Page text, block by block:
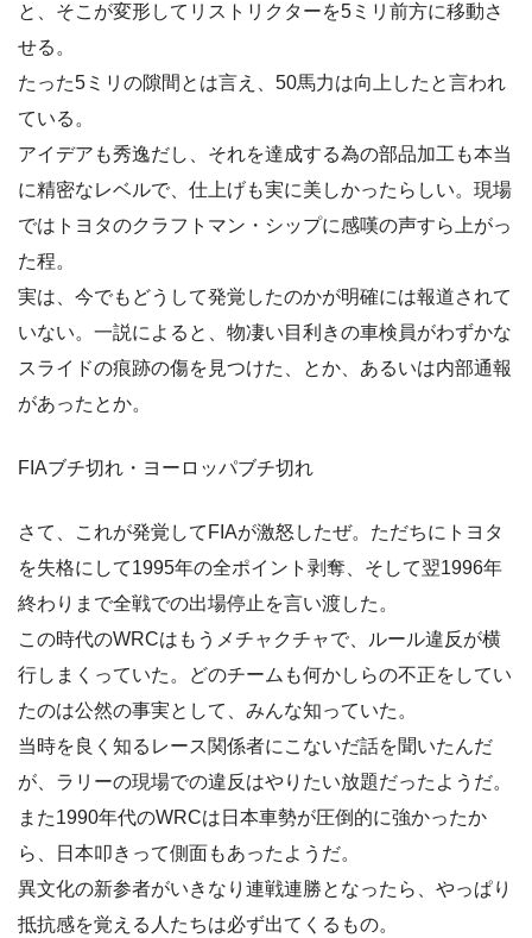
と、そこが変形してリストリクターを5ミリ前方に移動さ
せる。
たった5ミリの隙間とは言え、50馬力は向上したと言われ
ている。
アイデアも秀逸だし、それを達成する為の部品加工も本当
に精密なレベルで、仕上げも実に美しかったらしい。現場
ではトヨタのクラフトマン・シップに感嘆の声すら上がっ
た程。
実は、今でもどうして発覚したのかが明確には報道されて
いない。一説によると、物凄い目利きの車検員がわずかな
スライドの痕跡の傷を見つけた、とか、あるいは内部通報
があったとか。
FIAブチ切れ・ヨーロッパブチ切れ
さて、これが発覚してFIAが激怒したぜ。ただちにトヨタ
を失格にして1995年の全ポイント剥奪、そして翌1996年
終わりまで全戦での出場停止を言い渡した。
この時代のWRCはもうメチャクチャで、ルール違反が横
行しまくっていた。どのチームも何かしらの不正をしてい
たのは公然の事実として、みんな知っていた。
当時を良く知るレース関係者にこないだ話を聞いたんだ
が、ラリーの現場での違反はやりたい放題だったようだ。
また1990年代のWRCは日本車勢が圧倒的に強かったか
ら、日本叩きって側面もあったようだ。
異文化の新参者がいきなり連戦連勝となったら、やっぱり
抵抗感を覚える人たちは必ず出てくるもの。